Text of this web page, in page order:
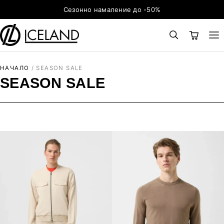
Към съдържаниетоСезонно намаление до -50%
Search for:
НАЧАЛО / SEASON SALE
SEASON SALE